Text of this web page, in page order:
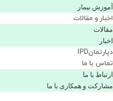
آموزش بیمار
اخبار و مقالات
مقالات
اخبار
دپارتمانIPD
تماس با ما
ارتباط با ما
مشاركت و همكاری با ما